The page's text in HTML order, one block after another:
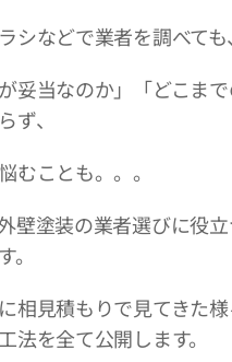
シなどで業者を調べても、
が妥当なのか」「どこま
ず、
むことも。。。
壁塗装の業者選びに役
。
相見積もりで見てきた
法を全て公開します。